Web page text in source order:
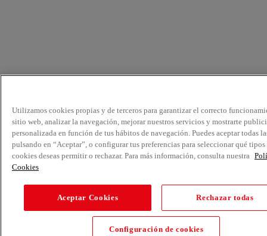
Utilizamos cookies propias y de terceros para garantizar el correcto
sitio web, analizar la navegación, mejorar nuestros servicios y mostrarte
personalizada en función de tus hábitos de navegación. Puedes aceptar todas
pulsando en “Aceptar”, o configurar tus preferencias para seleccionar qué tipos
cookies deseas permitir o rechazar. Para más información, consulta nuestra
Cookies
Aceptar Cookies Rechazar todas
Configuración de cookies